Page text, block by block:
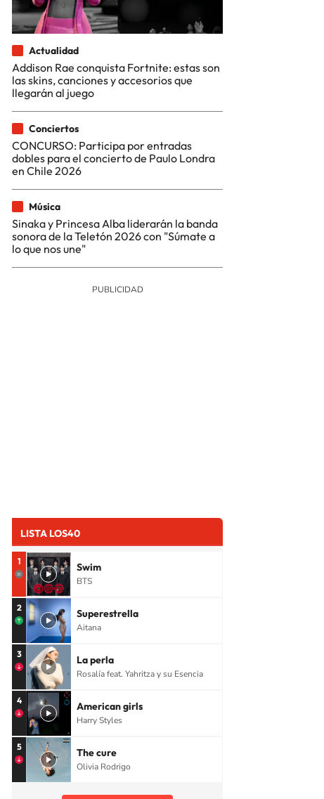
Actualidad
Addison Rae conquista Fortnite: estas son
las skins, canciones y accesorios que
llegarán al juego
Conciertos
CONCURSO: Participa por entradas
dobles para el concierto de Paulo Londra
en Chile 2026
Música
Sinaka y Princesa Alba liderarán la banda
sonora de la Teletón 2026 con "Súmate a
lo que nos une"
LISTA LOS40
1 Swim
BTS
2 Superestrella
Aitana
3 La perla
Rosalía feat. Yahritza y su Esencia
4 American girls
Harry Styles
5 The cure
Olivia Rodrigo